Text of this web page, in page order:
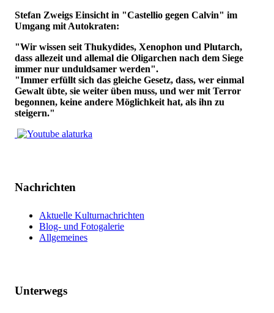
Stefan Zweigs Einsicht in "Castellio gegen Calvin" im
Umgang mit Autokraten:
"Wir wissen seit Thukydides, Xenophon und Plutarch,
dass allezeit und allemal die Oligarchen nach dem Siege
immer nur unduldsamer werden".
"Immer erfüllt sich das gleiche Gesetz, dass, wer einmal
Gewalt übte, sie weiter üben muss, und wer mit Terror
begonnen, keine andere Möglichkeit hat, als ihn zu
steigern."
Nachrichten
Aktuelle Kulturnachrichten
Blog- und Fotogalerie
Allgemeines
Unterwegs